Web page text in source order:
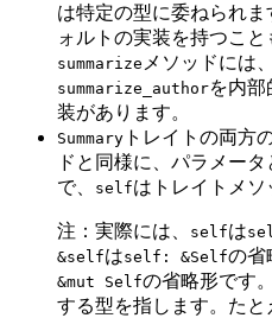
は特定の型に委ねられ
ォルトの実装を持つこと
summarize メソッドには
summarize_authorを内
装があります。
Summary トレイトの両方
ドと同様に、パラメータ
で、
selfはトレイトメソ
注：実際には、 selfは
&selfはself: &Selfの省
&mut Selfの省略形です。
する型を指します。たと